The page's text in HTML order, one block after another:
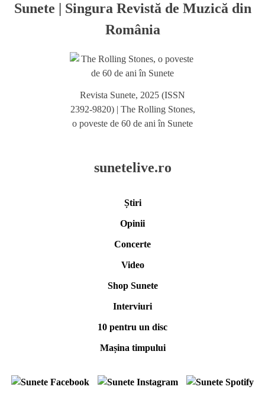
Sunete | Singura Revistă de Muzică din
România
Revista Sunete, 2025 (ISSN
2392-9820) | The Rolling Stones,
o poveste de 60 de ani în Sunete
sunetelive.ro
Știri
Opinii
Concerte
Video
Shop Sunete
Interviuri
10 pentru un disc
Mașina timpului